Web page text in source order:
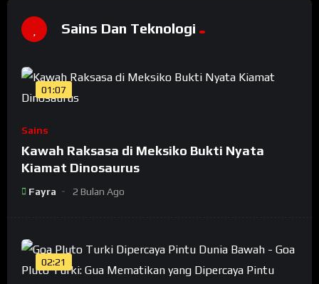
Sains Dan Teknologi
01:07
Sains
Kawah Raksasa di Meksiko Bukti Nyata
Kiamat Dinosaurus
Fayra 2 Bulan Ago
02:21